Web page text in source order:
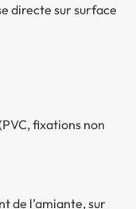
directe sur surface
fixations non
de l’amiante, sur